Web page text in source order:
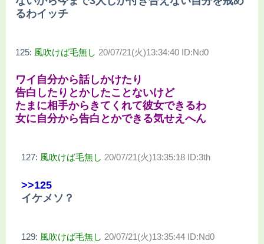
るわイッチ
125: 風吹けば毛無し 20/07/21(火)13:34:40 ID:Nd0
ワイ自分から話しかけたり
告白したりとかしたことないけど
たまに相手からきてくれて彼女できるわ
女に自分から告白とかできる気せえへん
127: 風吹けば毛無し 20/07/21(火)13:35:18 ID:3th
>>125
イケメソ？
129: 風吹けば毛無し 20/07/21(火)13:35:44 ID:Nd0